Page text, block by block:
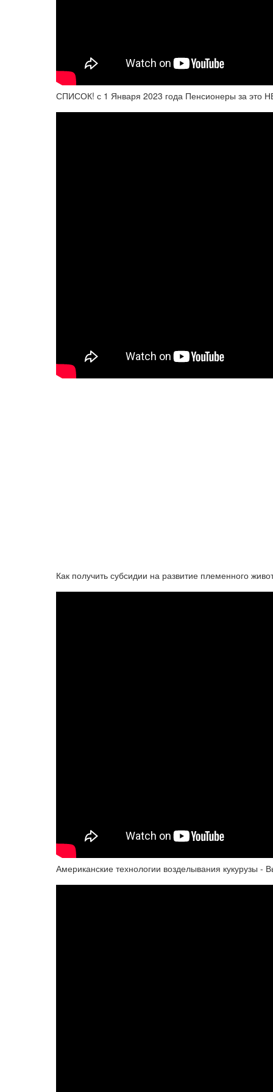
СПИСОК! с 1 Января 2023 года Пенсионеры за это
Как получить субсидии на развитие племенного
Американские технологии возделывания кукурузы